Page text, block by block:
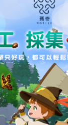
，可讓成員中
後復活，並恢